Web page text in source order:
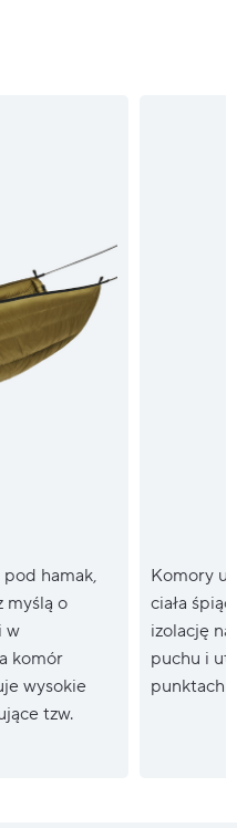
hamak,
myślą o
w
komór
wysokie
tzw.
Komory
ciała
izolację
puchu i
punktach.